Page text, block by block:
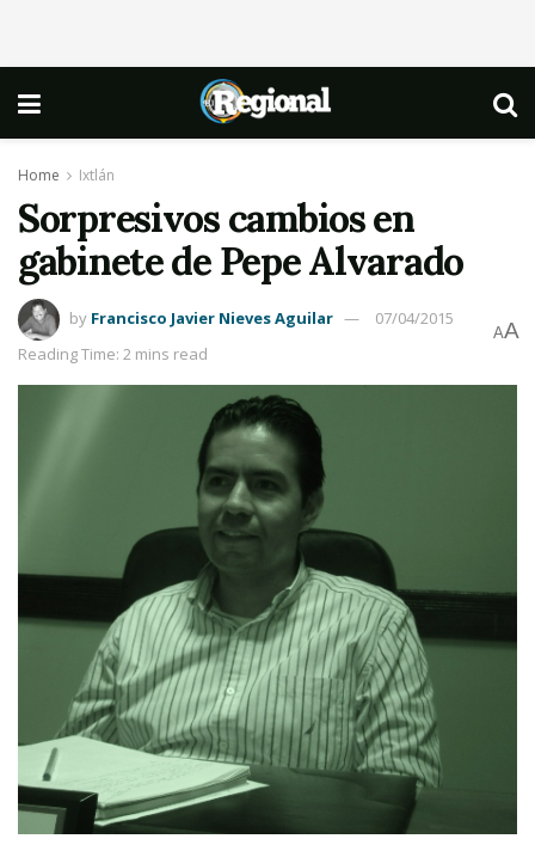
Home Ixtlán
Sorpresivos cambios en
gabinete de Pepe Alvarado
by Francisco Javier Nieves Aguilar
07/04/2015
Reading Time: 2 mins read
AA